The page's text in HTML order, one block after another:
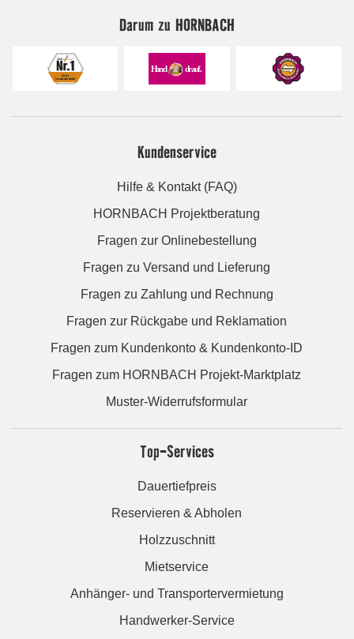
Darum zu HORNBACH
Kundenservice
Hilfe & Kontakt (FAQ)
HORNBACH Projektberatung
Fragen zur Onlinebestellung
Fragen zu Versand und Lieferung
Fragen zu Zahlung und Rechnung
Fragen zur Rückgabe und Reklamation
Fragen zum Kundenkonto & Kundenkonto-ID
Fragen zum HORNBACH Projekt-Marktplatz
Muster-Widerrufsformular
Top-Services
Dauertiefpreis
Reservieren & Abholen
Holzzuschnitt
Mietservice
Anhänger- und Transportervermietung
Handwerker-Service